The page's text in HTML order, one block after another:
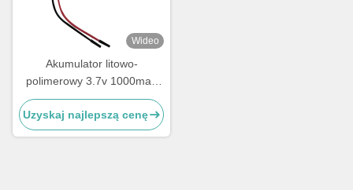
Wideo
Akumulator litowo-
polimerowy 3.7v 1000mah
Akumulator LiPo 703048
Uzyskaj najlepszą cenę